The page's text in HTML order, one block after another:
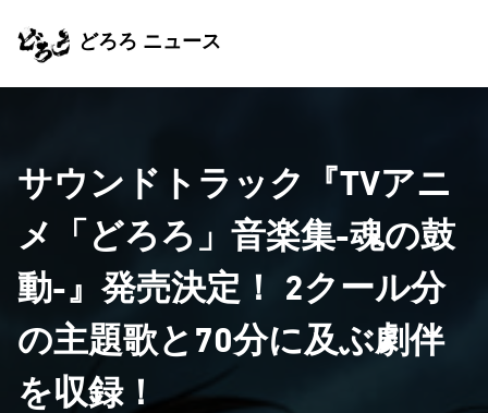
どろろ ニュース
サウンドトラック『TVアニ
メ「どろろ」音楽集-魂の鼓
動-』発売決定！ 2クール分
の主題歌と70分に及ぶ劇伴
を収録！